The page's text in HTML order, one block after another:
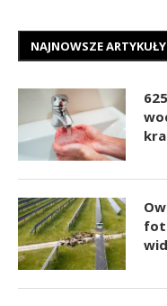
NAJNOWSZE ARTYKUŁY